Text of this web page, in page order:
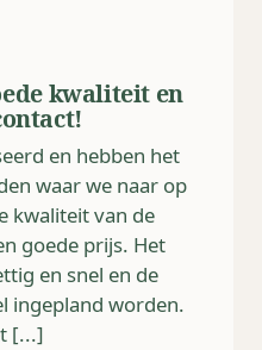
kwaliteit en
en hebben het
waar we naar op
kwaliteit van de
goede prijs. Het
en snel en de
ingepland worden.
[...]